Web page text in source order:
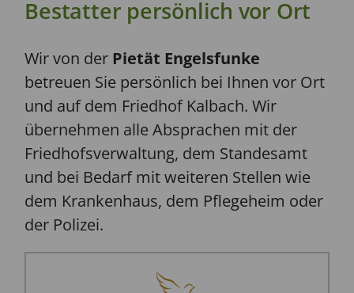
Bestatter persönlich vor Ort
Wir von der Pietät Engelsfunke
betreuen Sie persönlich bei Ihnen vor Ort
und auf dem Friedhof Kalbach. Wir
übernehmen alle Absprachen mit der
Friedhofsverwaltung, dem Standesamt
und bei Bedarf mit weiteren Stellen wie
dem Krankenhaus, dem Pflegeheim oder
der Polizei.